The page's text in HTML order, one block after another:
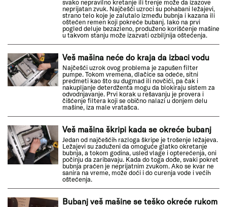
svako nepravilno kretanje ili trenje može da izazove
neprijatan zvuk. Najčešći uzroci su pohabani ležajevi,
strano telo koje je zalutalo između bubnja i kazana ili
oštećen remen koji pokreće bubanj. Iako na prvi
pogled deluje bezazleno, produženo korišćenje mašine
u takvom stanju može izazvati ozbiljnija oštećenja.
Veš mašina neće do kraja da izbaci vodu
Najčešći uzrok ovog problema je zapušen filter
pumpe. Tokom vremena, dlačice sa odeće, sitni
predmeti kao što su dugmad ili novčići, pa čak i
nakupljanje deterdženta mogu da blokiraju sistem za
odvodnjavanje. Prvi korak u rešavanju je provera i
čišćenje filtera koji se obično nalazi u donjem delu
mašine, iza male vratašca.
Veš mašina škripi kada se okreće bubanj
Jedan od najčešćih razloga škripe je trošenje ležajeva.
Ležajevi su zaduženi da omoguće glatko okretanje
bubnja, a tokom godina, usled vlage i opterećenja, oni
počinju da zaribavaju. Kada do toga dođe, svaki pokret
bubnja praćen je neprijatnim zvukom. Ako se kvar ne
sanira na vreme, može doći i do curenja vode i većih
oštećenja.
Bubanj veš mašine se teško okreće rukom